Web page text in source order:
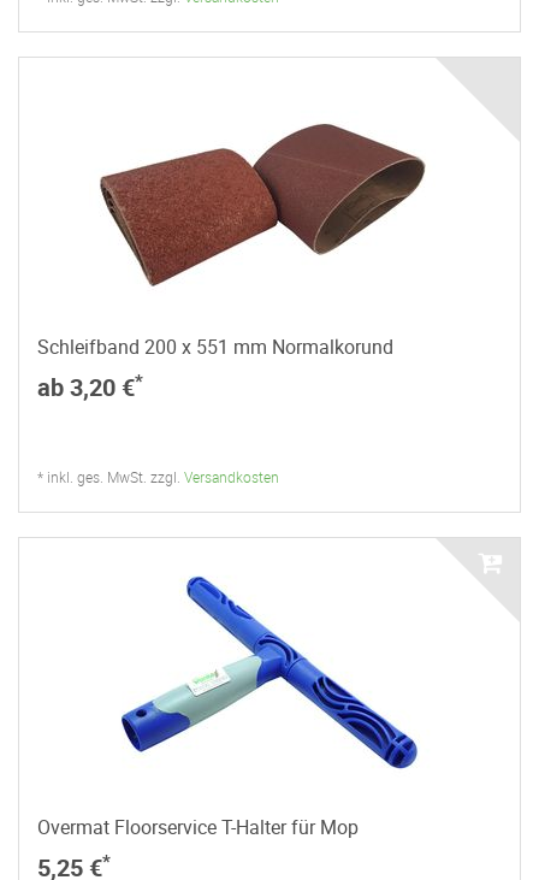
Schleifband 200 x 551 mm Normalkorund
ab 3,20 €*
* inkl. ges. MwSt. zzgl. Versandkosten
Overmat Floorservice T-Halter für Mop
5,25 €*